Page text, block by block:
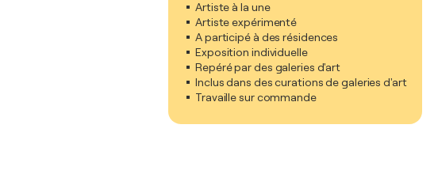
Artiste à la une
Artiste expérimenté
A participé à des résidences
Exposition individuelle
Repéré par des galeries d'art
Inclus dans des curations de galeries d'art
Travaille sur commande